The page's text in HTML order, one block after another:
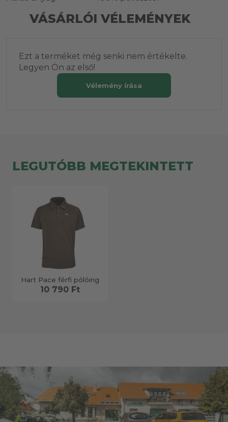
VÁSÁRLÓI VÉLEMÉNYEK
Ezt a terméket még senki nem értékelte.
Legyen Ön az első!
Vélemény írása
LEGUTÓBB MEGTEKINTETT
Hart Pace férfi pólóing
10 790 Ft